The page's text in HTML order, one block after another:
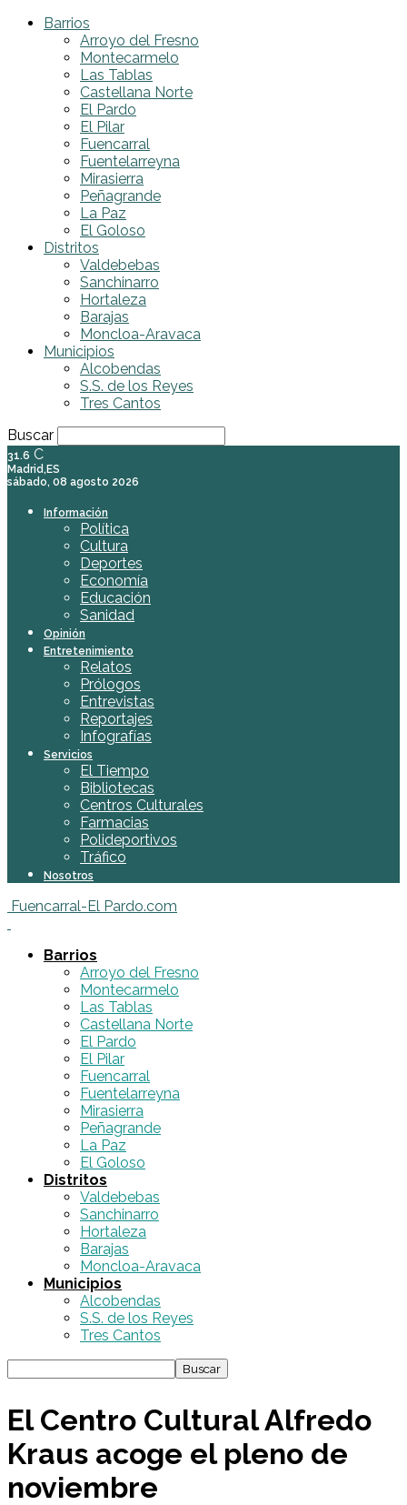
Barrios
Arroyo del Fresno
Montecarmelo
Las Tablas
Castellana Norte
El Pardo
El Pilar
Fuencarral
Fuentelarreyna
Mirasierra
Peñagrande
La Paz
El Goloso
Distritos
Valdebebas
Sanchinarro
Hortaleza
Barajas
Moncloa-Aravaca
Municipios
Alcobendas
S.S. de los Reyes
Tres Cantos
Buscar
31.6 C
Madrid,ES
sábado, 08 agosto 2026
Información
Política
Cultura
Deportes
Economía
Educación
Sanidad
Opinión
Entretenimiento
Relatos
Prólogos
Entrevistas
Reportajes
Infografías
Servicios
El Tiempo
Bibliotecas
Centros Culturales
Farmacias
Polideportivos
Tráfico
Nosotros
Fuencarral-El Pardo.com
Barrios
Arroyo del Fresno
Montecarmelo
Las Tablas
Castellana Norte
El Pardo
El Pilar
Fuencarral
Fuentelarreyna
Mirasierra
Peñagrande
La Paz
El Goloso
Distritos
Valdebebas
Sanchinarro
Hortaleza
Barajas
Moncloa-Aravaca
Municipios
Alcobendas
S.S. de los Reyes
Tres Cantos
El Centro Cultural Alfredo
Kraus acoge el pleno de
noviembre